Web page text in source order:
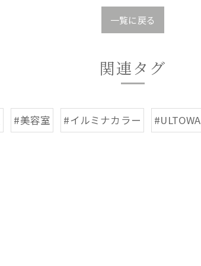
一覧に戻る
関連タグ
#美容室 #イルミナカラー #ULTOWA